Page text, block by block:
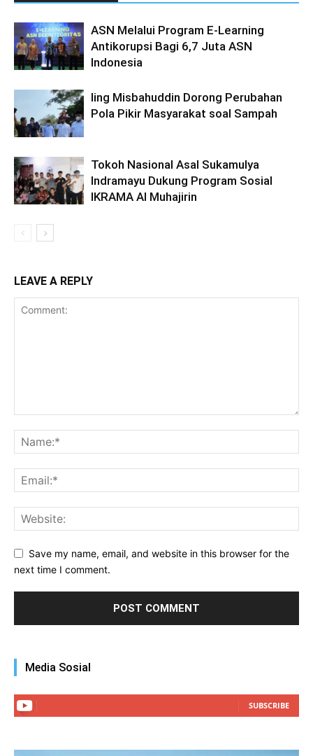
ASN Melalui Program E-Learning
Antikorupsi Bagi 6,7 Juta ASN
Indonesia
Iing Misbahuddin Dorong Perubahan
Pola Pikir Masyarakat soal Sampah
Tokoh Nasional Asal Sukamulya
Indramayu Dukung Program Sosial
IKRAMA Al Muhajirin
LEAVE A REPLY
Save my name, email, and website in this browser for the
next time I comment.
Media Sosial
SUBSCRIBE